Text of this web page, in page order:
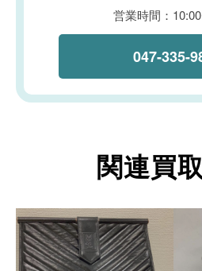
営業時間：
047-335-
関連買